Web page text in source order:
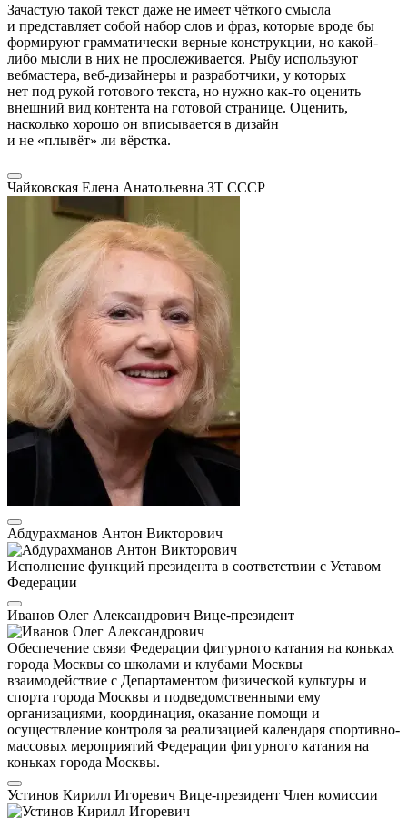
Зачастую такой текст даже не имеет чёткого смысла
и представляет собой набор слов и фраз, которые вроде бы
формируют грамматически верные конструкции, но какой-
либо мысли в них не прослеживается. Рыбу используют
вебмастера, веб-дизайнеры и разработчики, у которых
нет под рукой готового текста, но нужно как-то оценить
внешний вид контента на готовой странице. Оценить,
насколько хорошо он вписывается в дизайн
и не «плывёт» ли вёрстка.
Чайковская Елена Анатольевна ЗТ СССР
Абдурахманов Антон Викторович
Исполнение функций президента в соответствии с Уставом
Федерации
Иванов Олег Александрович Вице-президент
Обеспечение связи Федерации фигурного катания на коньках
города Москвы со школами и клубами Москвы
взаимодействие с Департаментом физической культуры и
спорта города Москвы и подведомственными ему
организациями, координация, оказание помощи и
осуществление контроля за реализацией календаря спортивно-
массовых мероприятий Федерации фигурного катания на
коньках города Москвы.
Устинов Кирилл Игоревич Вице-президент Член комиссии